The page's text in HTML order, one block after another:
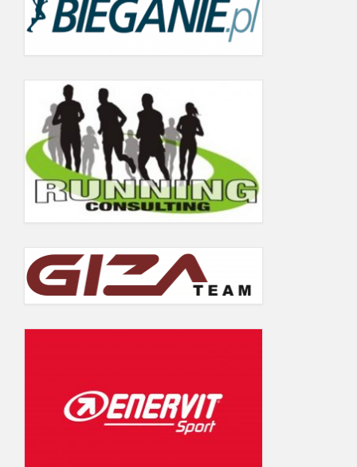
20.06.2020
8.05.2019
5.06.2019
Wyniki Warsaw Track Cup 2018
Wyniki Warsaw Track Cup 2017
Wyniki Warsaw Track Cup 2016
Wyniki Warsaw Track Cup 2014
Wyniki Warsaw Track Cup 2013
KONTAKT